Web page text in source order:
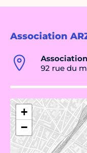
Association
92 rue du
+
−